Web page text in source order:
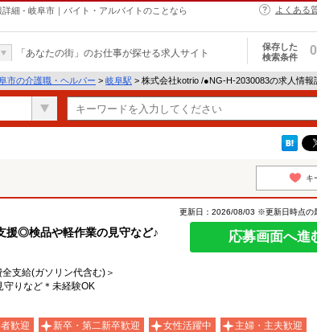
細 - 岐阜市｜バイト・アルバイトのことなら
よくある
「あなたの街」のお仕事が探せる求人サイト
保存した
検索条件
0
市の介護職・ヘルパー > 岐阜駅 > 株式会社kotrio /●NG-H-2030083の求人情報
キ
援◎検品や軽作業の見守など♪
更新日：2026/08/03 ※更新日時点の
応募画面へ進
支給(ガソリン代含む)＞
守りなど＊未経験OK
歓迎 新卒・第二新卒歓迎 女性活躍中
主婦・主夫歓迎